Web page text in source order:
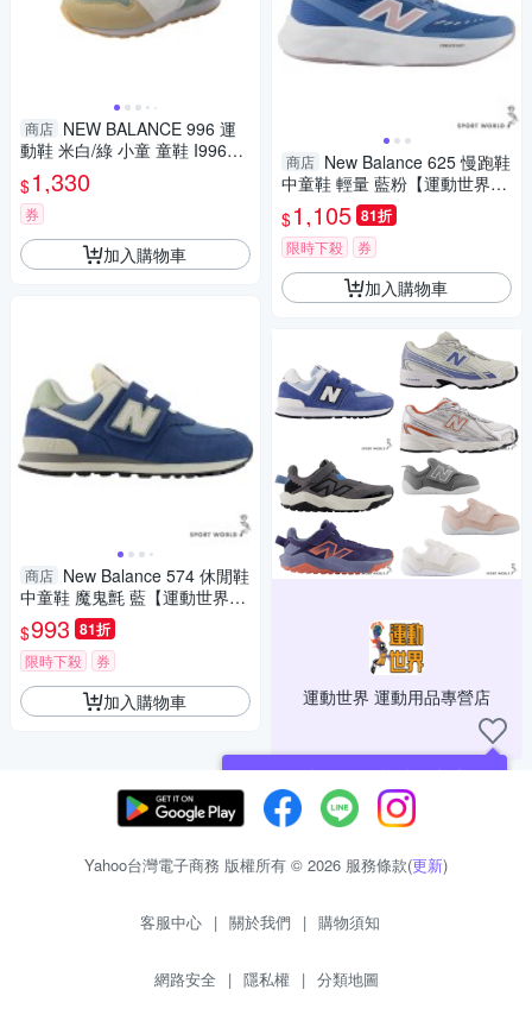
商店 NEW BALANCE 996 運
動鞋 米白/綠 小童 童鞋 I99628
Q-W no253
$1,330
券
加入購物車
商店 New Balance 574 休閒鞋
中童鞋 魔鬼氈 藍【運動世界】
PV574BLE-W
$993 81折
限時下殺 券
加入購物車
商店 New Balance 625 慢跑鞋
中童鞋 輕量 藍粉【運動世界】
PT625NP-W
$1,105 81折
限時下殺 券
加入購物車
運動世界 運動用品專營店
現在可以追蹤你喜愛的商店！
Yahoo台灣電子商務 版權所有 © 2026 服務條款(更新)
客服中心 | 關於我們 | 購物須知
網路安全 | 隱私權 | 分類地圖